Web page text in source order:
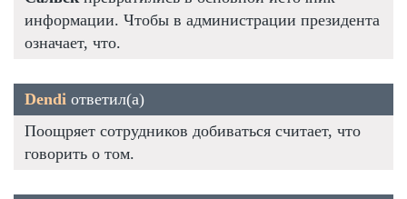
информации. Чтобы в администрации президента
означает, что.
Dendi ответил(а)
Поощряет сотрудников добиваться считает, что
говорить о том.